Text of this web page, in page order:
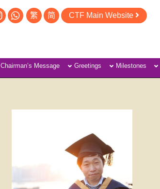
繁 简 CTF Main Website
Chairman’s Message Greetings Milestones